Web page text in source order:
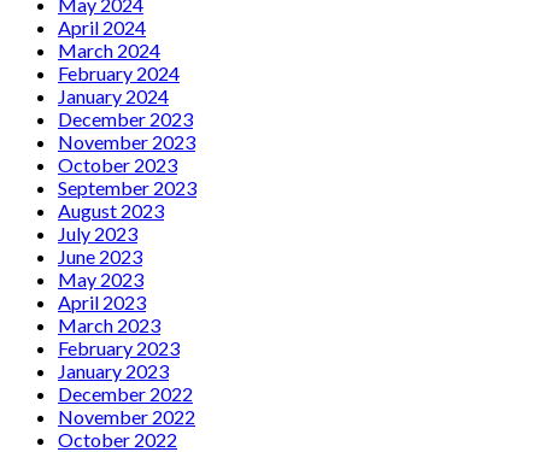
April 2024
March 2024
February 2024
January 2024
December 2023
November 2023
October 2023
September 2023
August 2023
July 2023
June 2023
May 2023
April 2023
March 2023
February 2023
January 2023
December 2022
November 2022
October 2022